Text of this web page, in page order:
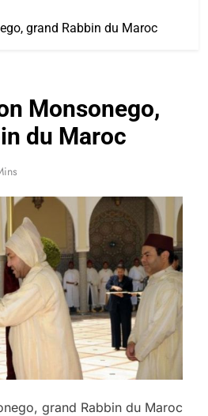
grand Rabbin du Maroc
Monsonego,
du Maroc
grand Rabbin du Maroc